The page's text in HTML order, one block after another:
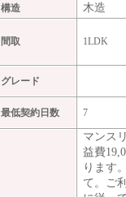
構造 木造
間取 1LDK
グレード
最低契約日数 7
マンス
益費
ります
て。ご